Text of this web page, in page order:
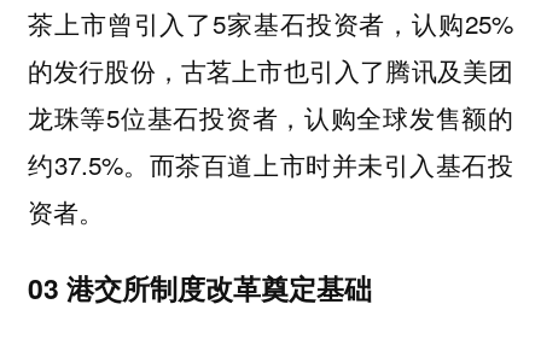
茶上市曾引入了5家基石投资者，认购25%
的发行股份，古茗上市也引入了腾讯及美团
龙珠等5位基石投资者，认购全球发售额的
约37.5%。而茶百道上市时并未引入基石投
资者。
03 港交所制度改革奠定基础